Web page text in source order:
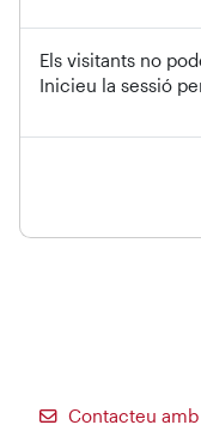
Els visitants no
Inicieu la sessió
Contacteu